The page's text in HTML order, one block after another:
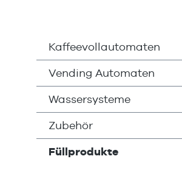
Kaffeevollautomaten
Vending Automaten
Wassersysteme
Zubehör
Füllprodukte